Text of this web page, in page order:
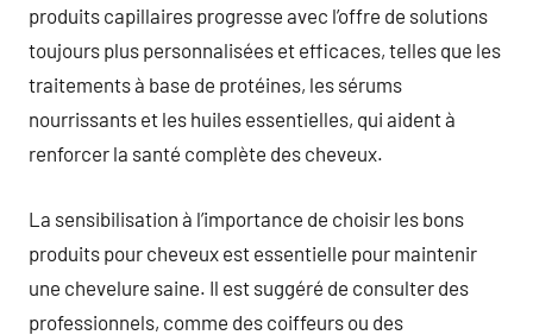
produits capillaires progresse avec l’offre de solutions
toujours plus personnalisées et efficaces, telles que les
traitements à base de protéines, les sérums
nourrissants et les huiles essentielles, qui aident à
renforcer la santé complète des cheveux.
La sensibilisation à l’importance de choisir les bons
produits pour cheveux est essentielle pour maintenir
une chevelure saine. Il est suggéré de consulter des
professionnels, comme des coiffeurs ou des